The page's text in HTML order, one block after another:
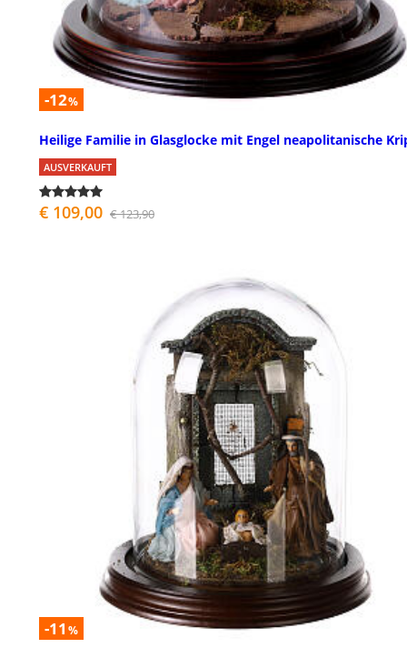
-12%
Heilige Familie in Glasglocke mit Engel neapolitanische
AUSVERKAUFT
€ 109,00 € 123,90
-11 %